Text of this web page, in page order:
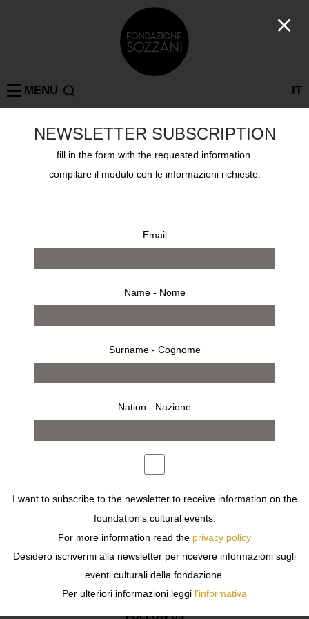
IT
MENU
Collections
Previous Next
FOLLOW US
NEWSLETTER SUBSCRIPTION
fill in the form with the requested information.
compilare il modulo con le informazioni richieste.
Email
Name - Nome
Surname - Cognome
Nation - Nazione
I want to subscribe to the newsletter to receive information on the
foundation's cultural events.
For more information read the privacy policy
Desidero iscrivermi alla newsletter per ricevere informazioni sugli
eventi culturali della fondazione.
Per ulteriori informazioni leggi l'informativa